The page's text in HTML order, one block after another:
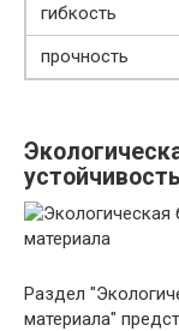
гибкость
прочность
Раздел
материала"